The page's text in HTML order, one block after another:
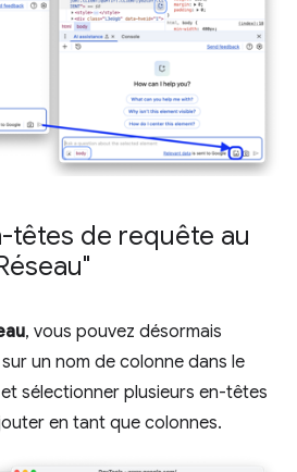
têtes de requête au
, vous pouvez désormais
un nom de colonne dans le
sélectionner plusieurs en-têtes
en tant que colonnes.